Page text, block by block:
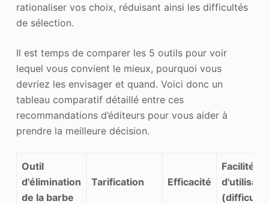
rationaliser vos choix, réduisant ainsi les difficultés
de sélection.
Il est temps de comparer les 5 outils pour voir
lequel vous convient le mieux, pourquoi vous
devriez les envisager et quand. Voici donc un
tableau comparatif détaillé entre ces
recommandations d’éditeurs pour vous aider à
prendre la meilleure décision.
Outil
d'élimination
de la barbe
Tarification Efficacité
Facilité